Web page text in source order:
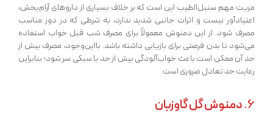
مزیت مهم سنبل‌الطیب این است که بر خلاف بسیاری از داروهای آرام‌بخش،
اعتیادآور نیست و اثرات جانبی شدید ندارد، به شرطی که در دوز مناسب
مصرف شود. از این دمنوش معمولاً برای مصرف شب قبل خواب استفاده
می‌شود تا بدن فرصتی برای بازیابی داشته باشد. بااین‌وجود، مصرف بیش از
حد آن ممکن است باعث خواب‌آلودگی بیش از حد یا سبکی سر شود؛ بنابراین
رعایت حد تعادل ضروری است.
6. دمنوش گل گاوزبان